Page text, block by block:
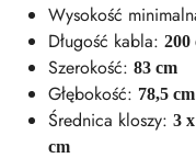
Wysokość
Długość kabla: 200
Szerokość: 83 cm
Głębokość: 78,5 cm
Średnica kloszy: 3
cm